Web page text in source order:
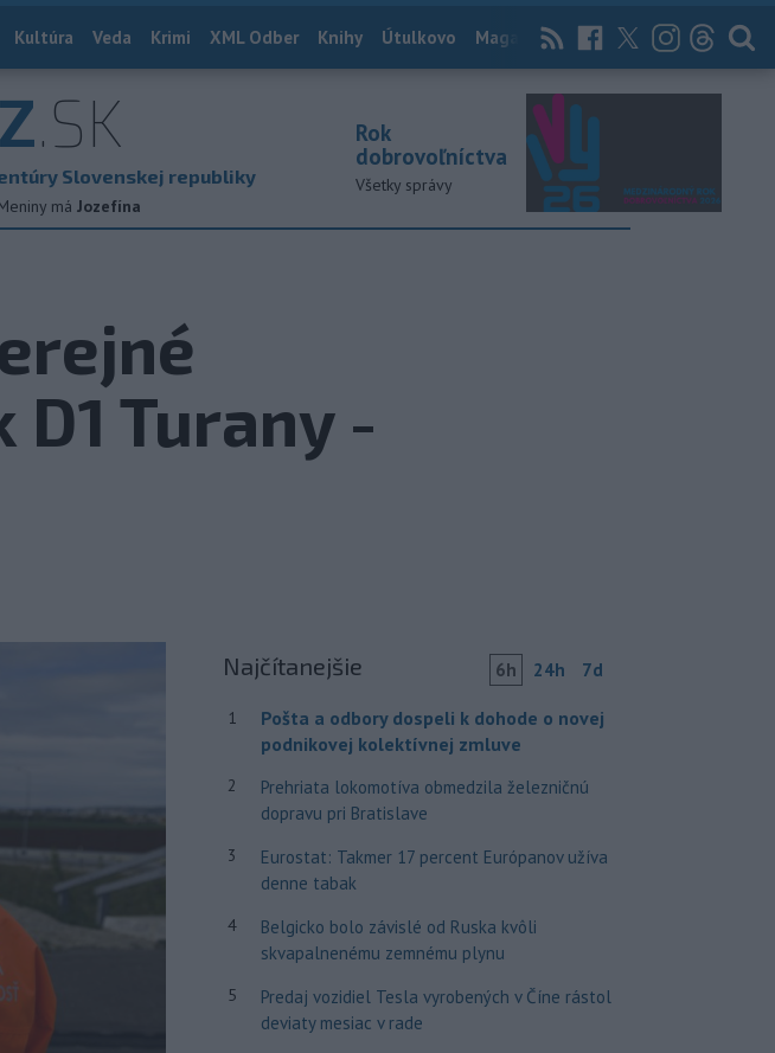
Kultúra Veda Krimi XML Odber Knihy Útulkovo Magazín News Now Archív
.SK
Slovenskej republiky
má Jozefína
Rok
dobrovoľníctva
Všetky správy
Turany -
Najčítanejšie 6h 24h 7d
1
Pošta a odbory dospeli k dohode o novej
podnikovej kolektívnej zmluve
2
Prehriata lokomotíva obmedzila železničnú
dopravu pri Bratislave
3
Eurostat: Takmer 17 percent Európanov užíva
denne tabak
4
Belgicko bolo závislé od Ruska kvôli
skvapalnenému zemnému plynu
5
Predaj vozidiel Tesla vyrobených v Číne rástol
deviaty mesiac v rade